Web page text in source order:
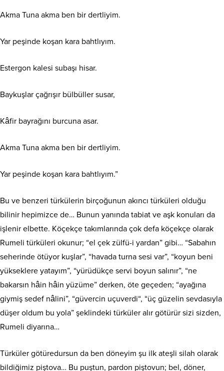
Akma Tuna akma ben bir dertliyim.
Yar peşinde koşan kara bahtlıyım.
Estergon kalesi subaşı hisar.
Baykuşlar çağrışır bülbüller susar,
Kâfir bayrağını burcuna asar.
Akma Tuna akma ben bir dertliyim.
Yar peşinde koşan kara bahtlıyım.”
Bu ve benzeri türkülerin birçoğunun akıncı türküleri olduğu
bilinir hepimizce de… Bunun yanında tabiat ve aşk konuları da
işlenir elbette. Köçekçe takımlarında çok defa köçekçe olarak
Rumeli türküleri okunur; “el çek zülfü-i yardan” gibi… “Sabahın
seherinde ötüyor kuşlar”, “havada turna sesi var”, “koyun beni
yükseklere yatayım”, “yürüdükçe servi boyun salınır”, “ne
bakarsın hâin hâin yüzüme” derken, öte geçeden; “ayağına
giymiş sedef nâlini”, “güvercin uçuverdi“, “üç güzelin sevdasıyla
düşer oldum bu yola” şeklindeki türküler alır götürür sizi sizden,
Rumeli diyarına…
Türküler götüredursun da ben döneyim şu ilk ateşli silah olarak
bildiğimiz piştova… Bu puştun, pardon piştovun; bel, döner,